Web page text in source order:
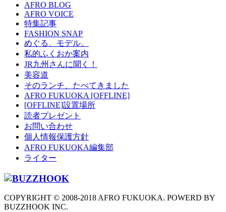
AFRO BLOG
AFRO VOICE
特集記事
FASHION SNAP
めぐる、モデル。
私的ふくおか案内
JR九州さんに聞く！
美容道
そのランチ、たべてきました
AFRO FUKUOKA [OFFLINE]
[OFFLINE]設置場所
読者プレゼント
お問い合わせ
個人情報保護方針
AFRO FUKUOKA編集部
ライター
COPYRIGHT © 2008-2018 AFRO FUKUOKA. POWERD BY
BUZZHOOK INC.